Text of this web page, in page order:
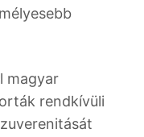
magyar
rendkívüli